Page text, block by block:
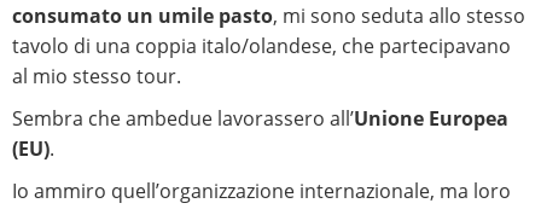
consumato un umile pasto, mi sono seduta allo stesso
tavolo di una coppia italo/olandese, che partecipavano
al mio stesso tour.
Sembra che ambedue lavorassero all’Unione Europea
(EU).
Io ammiro quell’organizzazione internazionale, ma loro